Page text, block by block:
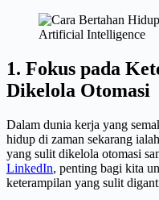
1. Fokus pada
Dikelola Otomasi
Dalam dunia kerja yang
hidup di zaman sekarang
yang sulit dikelola otomasi
LinkedIn, penting bagi kita
keterampilan yang sulit